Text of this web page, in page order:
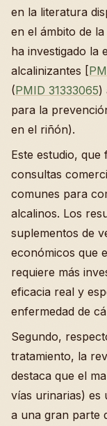
en la literatura
en el ámbito de
ha investigado la
alcalinizantes [
(PMID 31333065)
para la
en el riñón).
Este estudio,
consultas
comunes para
alcalinos. Los
suplementos de
económicos que
requiere más
eficacia real y
enfermedad de
Segundo,
tratamiento, la
destaca que el
vías urinarias) es
a una gran parte